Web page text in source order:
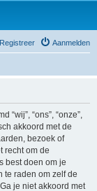
Aanmelden
Registreer
“wij”, “ons”, “onze”,
akkoord met de
bezoek of
recht om de
best doen om je
te raden om zelf de
je niet akkoord met